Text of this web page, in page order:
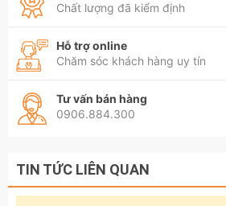
Chất lượng đã kiểm định
Hỗ trợ online
Chăm sóc khách hàng uy tín
Tư vấn bán hàng
0906.884.300
TIN TỨC LIÊN QUAN